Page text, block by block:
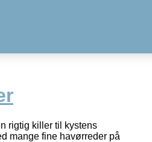
rigtig killer til kystens
mange fine havørreder på